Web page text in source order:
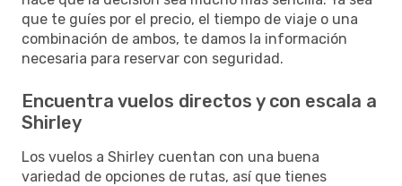
que te guíes por el precio, el tiempo de viaje o una
combinación de ambos, te damos la información
necesaria para reservar con seguridad.
Encuentra vuelos directos y con escala a
Shirley
Los vuelos a Shirley cuentan con una buena
variedad de opciones de rutas, así que tienes